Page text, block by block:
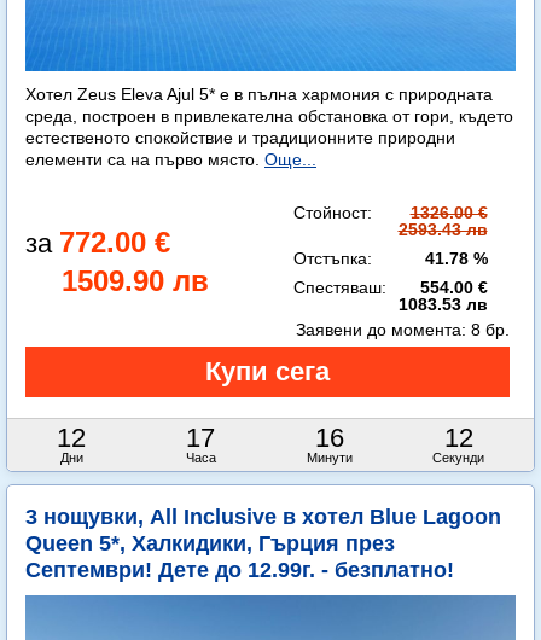
Хотел Zeus Eleva Ajul 5* е в пълна хармония с природната
среда, построен в привлекателна обстановка от гори, където
естественото спокойствие и традиционните природни
елементи са на първо място. Още...
772.00 €
1509.90 лв
Стойност:
1326.00 €
2593.43 лв
Отстъпка:
41.78 %
Спестяваш:
554.00 €
1083.53 лв
12
Дни
17
Часа
16
Минути
11
Секунди
Заявени до момента: 8 бр.
3 нощувки, All Inclusive в хотел Blue Lagoon
Queen 5*, Халкидики, Гърция през
Септември! Дете до 12.99г. - безплатно!